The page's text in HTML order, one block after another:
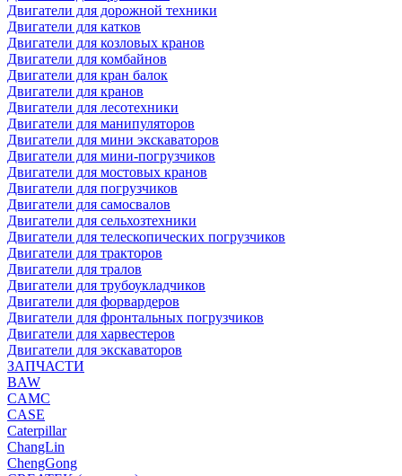
Двигатели для дорожной техники
Двигатели для катков
Двигатели для козловых кранов
Двигатели для комбайнов
Двигатели для кран балок
Двигатели для кранов
Двигатели для лесотехники
Двигатели для манипуляторов
Двигатели для мини экскаваторов
Двигатели для мини-погрузчиков
Двигатели для мостовых кранов
Двигатели для погрузчиков
Двигатели для самосвалов
Двигатели для сельхозтехники
Двигатели для телескопических погрузчиков
Двигатели для тракторов
Двигатели для тралов
Двигатели для трубоукладчиков
Двигатели для форвардеров
Двигатели для фронтальных погрузчиков
Двигатели для харвестеров
Двигатели для экскаваторов
ЗАПЧАСТИ
BAW
CAMC
CASE
Caterpillar
ChangLin
ChengGong